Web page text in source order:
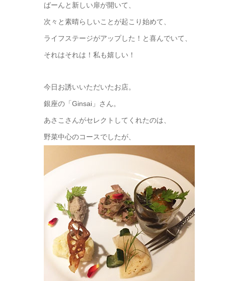
ばーんと新しい扉が開いて、
次々と素晴らしいことが起こり始めて、
ライフステージがアップした！と喜んでいて、
それはそれは！私も嬉しい！
今日お誘いいただいたお店。
銀座の「Ginsai」さん。
あさこさんがセレクトしてくれたのは、
野菜中心のコースでしたが、